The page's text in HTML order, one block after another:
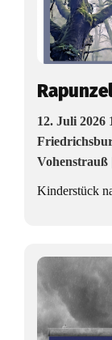
12. Juli 2026
Vohenstrauß
Kinderstück